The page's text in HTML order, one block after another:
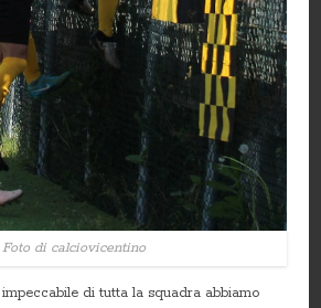
Foto di calciovicentino
di tutta la squadra abbiamo